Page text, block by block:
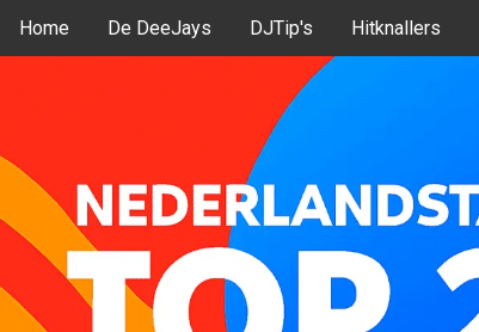
Home De DeeJays DJTip's Hitknallers